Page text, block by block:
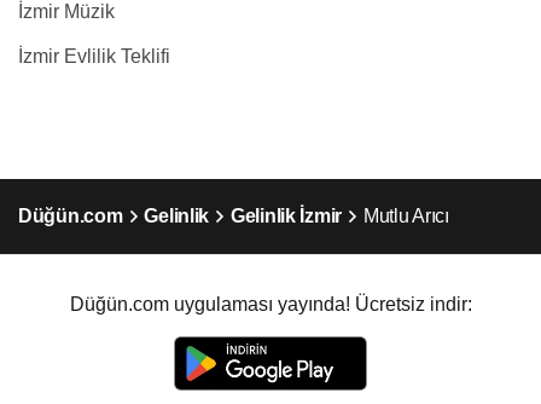
İzmir Müzik
İzmir Evlilik Teklifi
Düğün.com Gelinlik Gelinlik İzmir Mutlu Arıcı
Düğün.com uygulaması yayında! Ücretsiz indir: